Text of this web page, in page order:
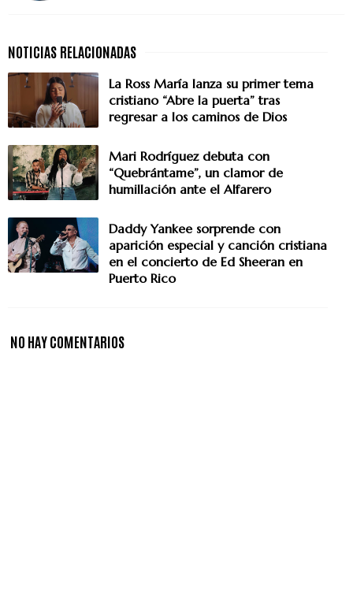
La Ross María lanza su primer tema
cristiano “Abre la puerta” tras
regresar a los caminos de Dios
Mari Rodríguez debuta con
“Quebrántame”, un clamor de
humillación ante el Alfarero
Daddy Yankee sorprende con
aparición especial y canción cristiana
en el concierto de Ed Sheeran en
Puerto Rico
NO HAY COMENTARIOS